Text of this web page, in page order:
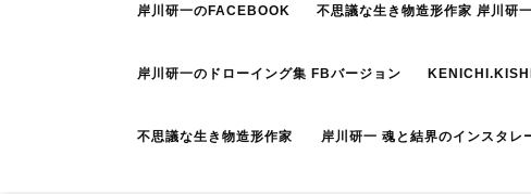
岸川研一のFACEBOOK 不思議な生き物造形作家 岸川研
岸川研一のドローイング集 FBバージョン
不思議な生き物造形作家 岸川研一 魂と結界のインスタレ